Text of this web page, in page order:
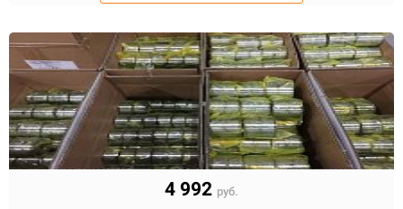
4 992 руб.